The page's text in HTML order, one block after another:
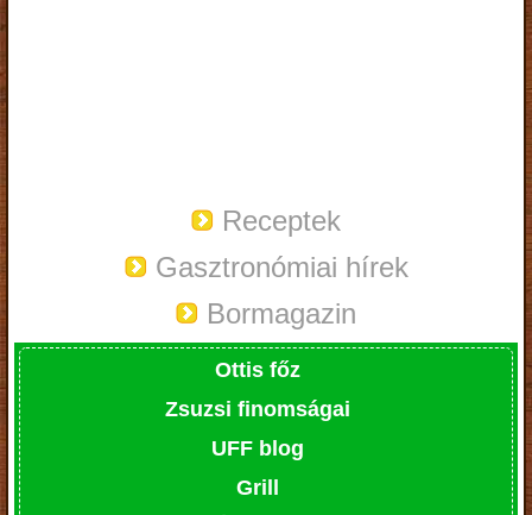
Receptek
Gasztronómiai hírek
Bormagazin
Ottis főz
Zsuzsi finomságai
UFF blog
Grill